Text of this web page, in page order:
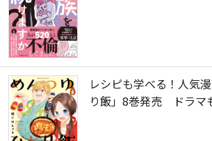
レシピも学べる！人気
り飯」8巻発売 ドラマ